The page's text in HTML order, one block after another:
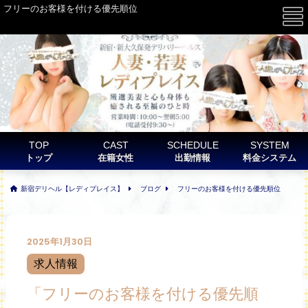
フリーのお客様を付ける優先順位
TOP
トップ
CAST
在籍女性
SCHEDULE
出勤情報
SYSTEM
料金システム
新宿デリヘル【レディプレイス】 ブログ フリーのお客様を付ける優先順位
2025年1月30日
求人情報
「フリーのお客様を付ける優先順
☰